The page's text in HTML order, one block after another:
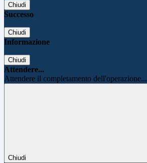
Chiudi
Successo
Chiudi
Informazione
Chiudi
Attendere...
Attendere il completamento dell'operazione...
Chiudi